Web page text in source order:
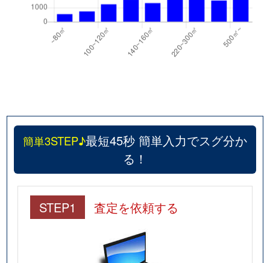
簡単3STEP♪最短45秒 簡単入力でスグ分か
る！
STEP1 査定を依頼する